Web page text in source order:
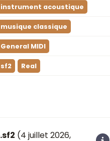
instrument acoustique
musique classique
General MIDI
sf2 Real
(4 juillet 2026,